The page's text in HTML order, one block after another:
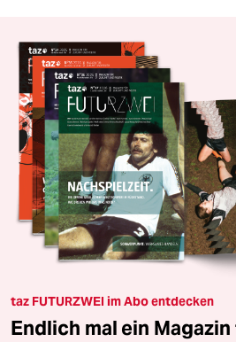
taz FUTURZWEI im Abo entdecken
Endlich mal ein